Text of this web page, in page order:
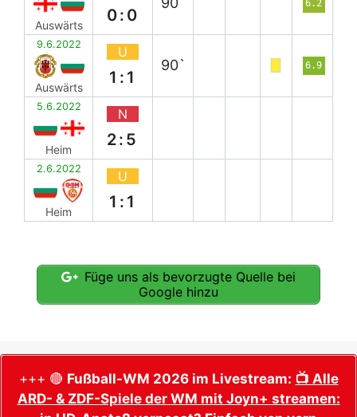
Auswärts
0:0
6.2
9.6.2022
Auswärts
U
1:1
90` 6.9
5.6.2022
Heim
N
2:5
2.6.2022
Heim
U
1:1
Füge uns als bevorzugte Quelle bei
Google hinzu
+++ 🔴 Fußball-WM 2026 im Livestream: 📺 Alle
ARD- & ZDF-Spiele der WM mit Joyn+ streamen: